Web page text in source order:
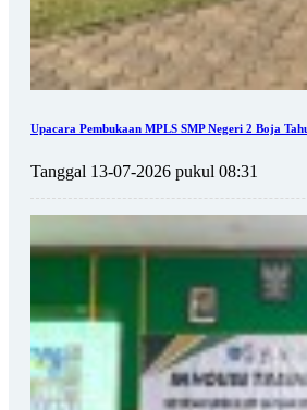
Upacara Pembukaan MPLS SMP Negeri 2 Boja
Tanggal 13-07-2026 pukul 08:31